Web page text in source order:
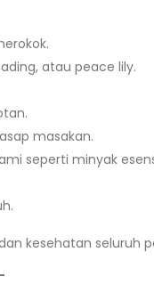
atau peace lily.
masakan.
seperti minyak
kesehatan seluruh